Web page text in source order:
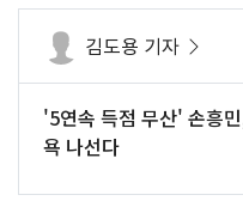
김도용 기자
'5연속 득점 무산' 손흥
욕 나선다